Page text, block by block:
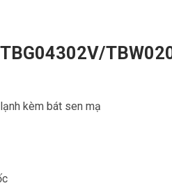
kèm bát sen mạ